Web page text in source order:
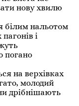
нову хвилю
білим нальотом
і
погано
на верхівках
молодий
дрібнішають